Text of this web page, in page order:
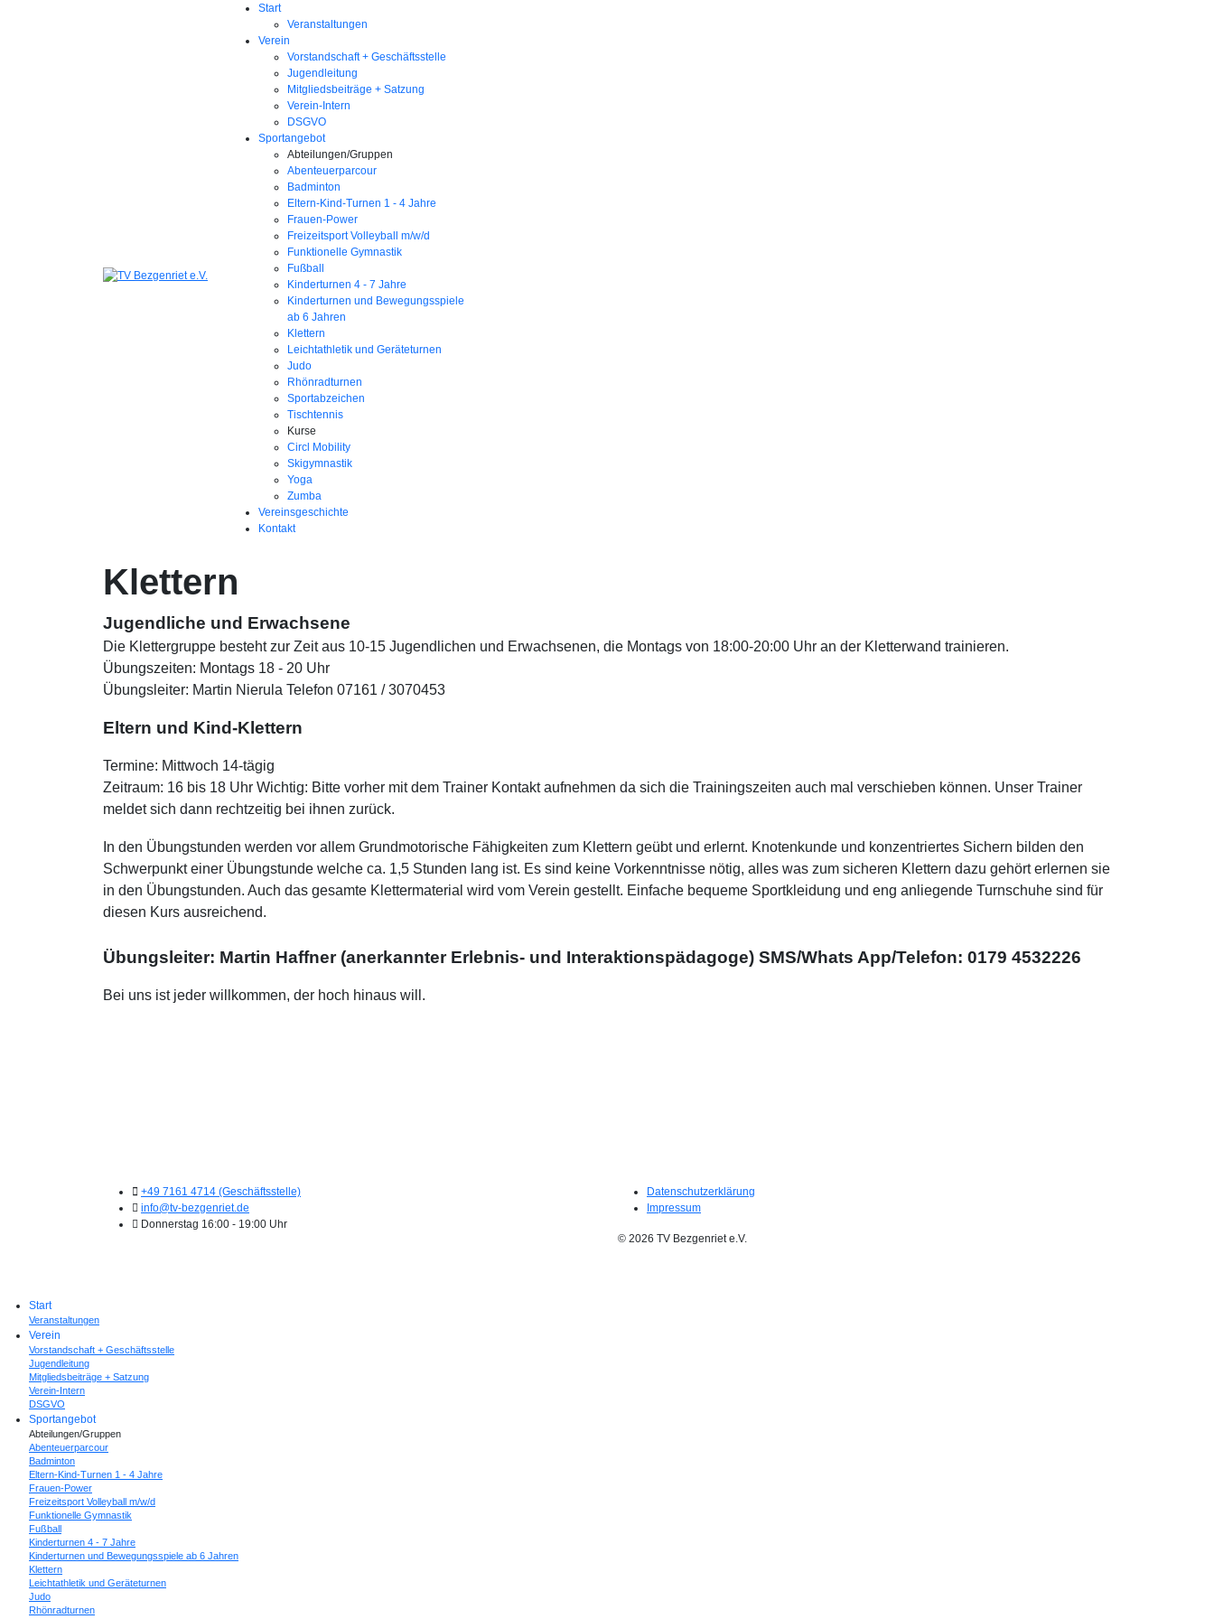
Start
Veranstaltungen
Verein
Vorstandschaft + Geschäftsstelle
Jugendleitung
Mitgliedsbeiträge + Satzung
Verein-Intern
DSGVO
Sportangebot
Abteilungen/Gruppen
Abenteuerparcour
Badminton
Eltern-Kind-Turnen 1 - 4 Jahre
Frauen-Power
Freizeitsport Volleyball m/w/d
Funktionelle Gymnastik
Fußball
Kinderturnen 4 - 7 Jahre
Kinderturnen und Bewegungsspiele
ab 6 Jahren
Klettern
Leichtathletik und Geräteturnen
Judo
Rhönradturnen
Sportabzeichen
Tischtennis
Kurse
Circl Mobility
Skigymnastik
Yoga
Zumba
Vereinsgeschichte
Kontakt
Klettern
Jugendliche und Erwachsene
Die Klettergruppe besteht zur Zeit aus 10-15 Jugendlichen und Erwachsenen, die Montags von 18:00-20:00 Uhr an der Kletterwand trainieren.
Übungszeiten: Montags 18 - 20 Uhr
Übungsleiter: Martin Nierula Telefon 07161 / 3070453
Eltern und Kind-Klettern
Termine: Mittwoch 14-tägig
Zeitraum: 16 bis 18 Uhr Wichtig: Bitte vorher mit dem Trainer Kontakt aufnehmen da sich die Trainingszeiten auch mal verschieben können. Unser Trainer
meldet sich dann rechtzeitig bei ihnen zurück.
In den Übungstunden werden vor allem Grundmotorische Fähigkeiten zum Klettern geübt und erlernt. Knotenkunde und konzentriertes Sichern bilden den
Schwerpunkt einer Übungstunde welche ca. 1,5 Stunden lang ist. Es sind keine Vorkenntnisse nötig, alles was zum sicheren Klettern dazu gehört erlernen sie
in den Übungstunden. Auch das gesamte Klettermaterial wird vom Verein gestellt. Einfache bequeme Sportkleidung und eng anliegende Turnschuhe sind für
diesen Kurs ausreichend.
Übungsleiter: Martin Haffner (anerkannter Erlebnis- und Interaktionspädagoge) SMS/Whats App/Telefon: 0179 4532226
Bei uns ist jeder willkommen, der hoch hinaus will.
+49 7161 4714 (Geschäftsstelle)
info@tv-bezgenriet.de
Donnerstag 16:00 - 19:00 Uhr
Datenschutzerklärung
Impressum
© 2026 TV Bezgenriet e.V.
Start
Veranstaltungen
Verein
Vorstandschaft + Geschäftsstelle
Jugendleitung
Mitgliedsbeiträge + Satzung
Verein-Intern
DSGVO
Sportangebot
Abteilungen/Gruppen
Abenteuerparcour
Badminton
Eltern-Kind-Turnen 1 - 4 Jahre
Frauen-Power
Freizeitsport Volleyball m/w/d
Funktionelle Gymnastik
Fußball
Kinderturnen 4 - 7 Jahre
Kinderturnen und Bewegungsspiele ab 6 Jahren
Klettern
Leichtathletik und Geräteturnen
Judo
Rhönradturnen